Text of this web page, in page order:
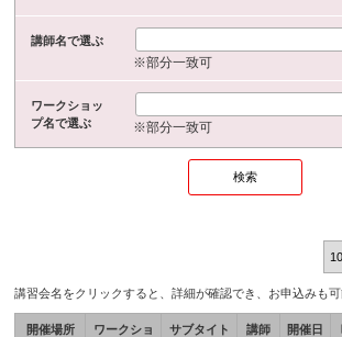
講師名で選ぶ
※部分一致可
ワークショッ
プ名で選ぶ
※部分一致可
講習会名をクリックすると、詳細が確認でき、お申込みも可
開催場所
ワークショ
サブタイト
講師
開催日